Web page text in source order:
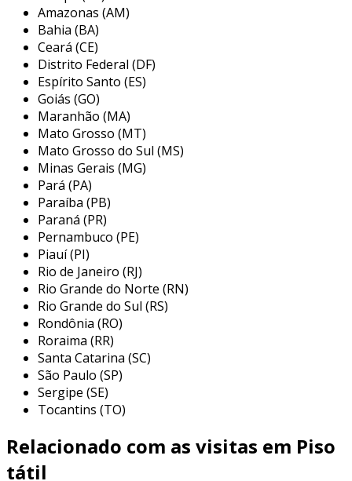
apenas suporta o desgaste, mas também
resiste à corrosão e à umidade.
além disso, a textura áspera do piso tátil alerta
inox é projetada para proporcionar uma
sensação tátil marcante. essa característica
torna mais fácil para pessoas com deficiência
visual perceberem mudanças no caminho,
sinalizando a presença de obstáculos ou
mudanças de direção.
benefícios do piso tátil alerta inox
entre os principais benefícios do piso tátil
alerta inox, destacam-se:
acessibilidade garantida
locomoção de pessoas com deficiência
visual, promovendo independência.
durabilidade: o inox é um material
resistente, capaz de suportar condições
adversas e prolongar a vida útil do
produto.
baixa manutenção: por ser resistente à
corrosão, o piso inox exige pouca
Amazonas (AM)
Bahia (BA)
Ceará (CE)
Distrito Federal (DF)
Espírito Santo (ES)
Goiás (GO)
Maranhão (MA)
Mato Grosso (MT)
Mato Grosso do Sul (MS)
Minas Gerais (MG)
Pará (PA)
Paraíba (PB)
Paraná (PR)
Pernambuco (PE)
Piauí (PI)
Rio de Janeiro (RJ)
Rio Grande do Norte (RN)
Rio Grande do Sul (RS)
Rondônia (RO)
Roraima (RR)
Santa Catarina (SC)
São Paulo (SP)
Sergipe (SE)
Tocantins (TO)
Relacionado com as visitas em Piso
tátil